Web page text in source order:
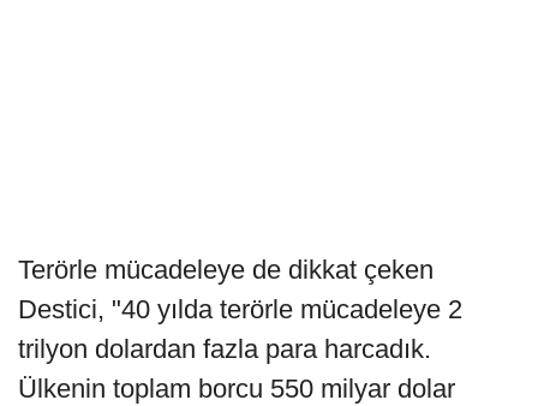
Terörle mücadeleye de dikkat çeken
Destici, "40 yılda terörle mücadeleye 2
trilyon dolardan fazla para harcadık.
Ülkenin toplam borcu 550 milyar dolar